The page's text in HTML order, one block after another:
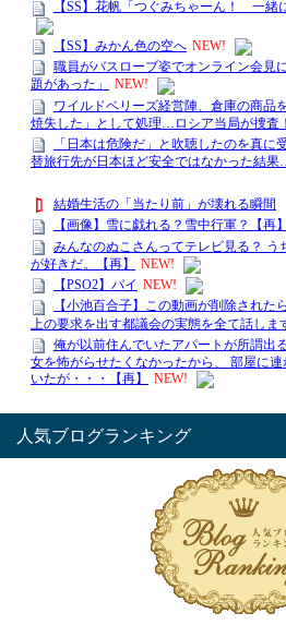
人気ブログランキング